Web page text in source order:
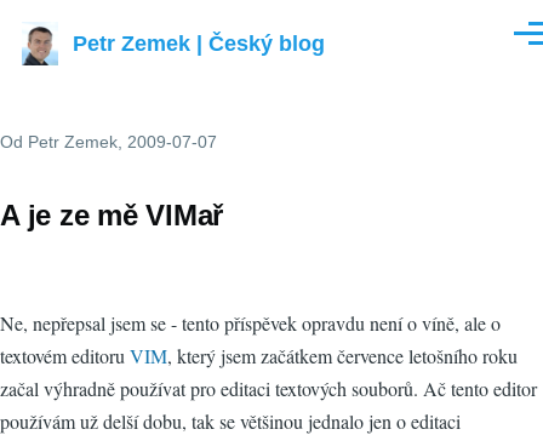
Petr Zemek | Český blog
Od Petr Zemek , 2009-07-07
A je ze mě VIMař
Ne, nepřepsal jsem se - tento příspěvek opravdu není o víně, ale o
textovém editoru VIM, který jsem začátkem července letošního roku
začal výhradně používat pro editaci textových souborů. Ač tento editor
používám už delší dobu, tak se většinou jednalo jen o editaci